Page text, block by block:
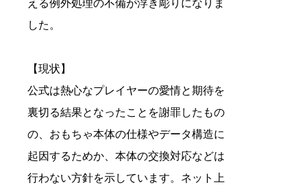
える例外処理の不備が浮き彫りになりま
した。
【現状】
公式は熱心なプレイヤーの愛情と期待を
裏切る結果となったことを謝罪したもの
の、おもちゃ本体の仕様やデータ構造に
起因するためか、本体の交換対応などは
行わない方針を示しています。ネット上